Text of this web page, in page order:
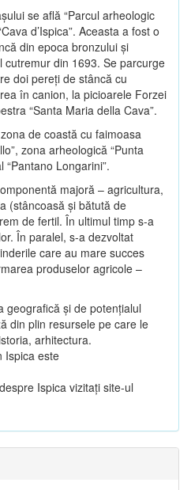
se află “Parcul arheologic
d’Ispica”. Aceasta a fost o
din epoca bronzului şi
din 1693. Se parcurge
doi pereţi de stâncă cu
în canion, la picioarele Forzei
“Santa Maria della Cava”.
de coastă cu faimoasa
zona arheologică “Punta
“Pantano Longarini”.
majoră – agricultura,
(stâncoasă şi bătută de
de fertil. În ultimul timp s-a
În paralel, s-a dezvoltat
care au mare succes
produselor agricole –
geografică şi de potenţialul
din plin resursele pe care le
arhitectura.
Ispica este
Ispica vizitaţi site-ul